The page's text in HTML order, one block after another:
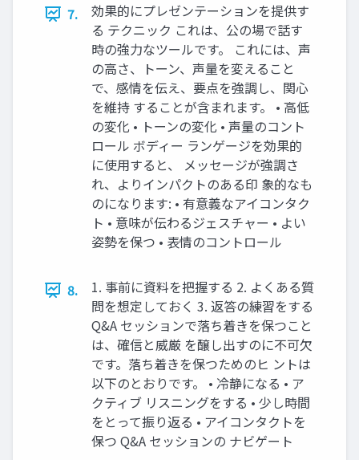
7.
効果的にプレゼンテーションを提供す
る テクニック これは、公の場で話す
時の強力なツールです。 これには、声
の高さ、トーン、声量を変えること
で、感情を伝え、要点を強調し、関心
を維持 することが含まれます。 • 高低
の変化 • トーンの変化 • 声量のコント
ロール ボディー ランゲージを効果的
に使用すると、 メッセージが強調さ
れ、よりインパクトのある印 象的なも
のになります: • 有意義なアイコンタク
ト • 意味が伝わるジェスチャー • よい
姿勢を保つ • 表情のコントロール
8.
1. 事前に資料を把握する 2. よくある質
問を想定しておく 3. 返答の練習をする
Q&A セッションで落ち着きを保つこと
は、確信と威厳 を醸し出すのに不可欠
です。落ち着きを保つためのヒ ントは
以下のとおりです。 • 冷静になる • ア
クティブ リスニングをする • 少し時間
をとって振り返る • アイコンタクトを
保つ Q&A セッションの ナビゲート